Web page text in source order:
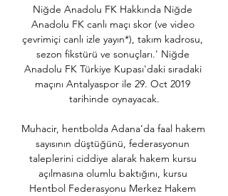
Niğde Anadolu FK Hakkında Niğde
Anadolu FK canlı maçı skor (ve video
çevrimiçi canlı izle yayın*), takım kadrosu,
sezon fikstürü ve sonuçları.' Niğde
Anadolu FK Türkiye Kupası'daki sıradaki
maçını Antalyaspor ile 29. Oct 2019
tarihinde oynayacak.
Muhacir, hentbolda Adana’da faal hakem
sayısının düştüğünü, federasyonun
taleplerini ciddiye alarak hakem kursu
açılmasına olumlu baktığını, kursu
Hentbol Federasyonu Merkez Hakem